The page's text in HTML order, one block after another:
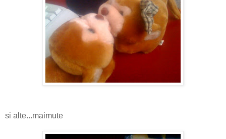
si alte...maimute